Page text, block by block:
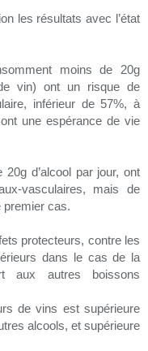
les résultats avec l’état
moins de 20g
vin) ont un risque de
inférieur de 57%, à
une espérance de vie
d’alcool par jour, ont
vasculaires, mais de
premier cas.
protecteurs, contre les
dans le cas de la
aux autres boissons
de vins est supérieure
alcools, et supérieure